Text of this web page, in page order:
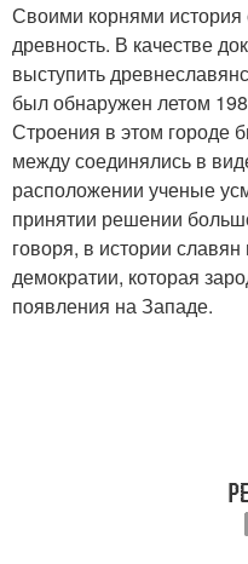
Своими корнями история
древность. В качестве
выступить
был обнаружен летом
Строения в этом городе
между соединялись в
расположении ученые
принятии решении
говоря, в истории
демократии, которая
появления на Западе.